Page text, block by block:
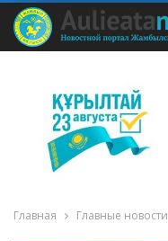
Главная Главные новости